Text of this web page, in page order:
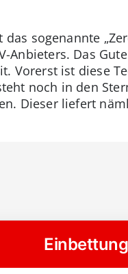
sogenannte
Anbieters. Das
Vorerst ist diese
noch in den
Dieser liefert